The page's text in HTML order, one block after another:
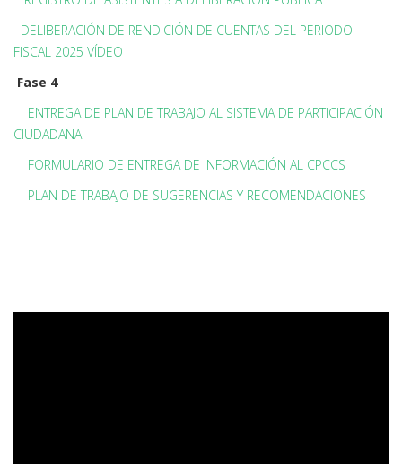
DELIBERACIÓN DE RENDICIÓN DE CUENTAS DEL PERIODO
FISCAL 2025 VÍDEO
Fase 4
ENTREGA DE PLAN DE TRABAJO AL SISTEMA DE PARTICIPACIÓN
CIUDADANA
FORMULARIO DE ENTREGA DE INFORMACIÓN AL CPCCS
PLAN DE TRABAJO DE SUGERENCIAS Y RECOMENDACIONES